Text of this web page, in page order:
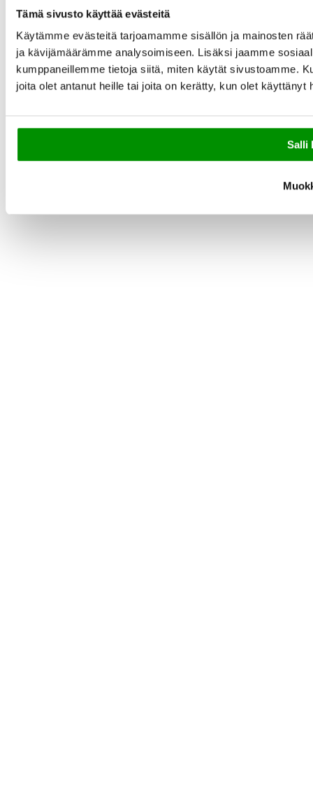
Tämä sivusto käyttää evästeitä
Käytämme evästeitä tarjoamamme sisällön ja mainosten
ja kävijämäärämme analysoimiseen. Lisäksi jaamme
kumppaneillemme tietoja siitä, miten käytät sivustoamme.
joita olet antanut heille tai joita on kerätty, kun olet käyttänyt
Salli